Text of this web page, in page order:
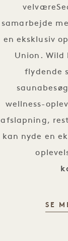
samarbejde
en eksklusiv
Union. Wild
flydende
wellness-
afslapning,
kan nyde en
SE